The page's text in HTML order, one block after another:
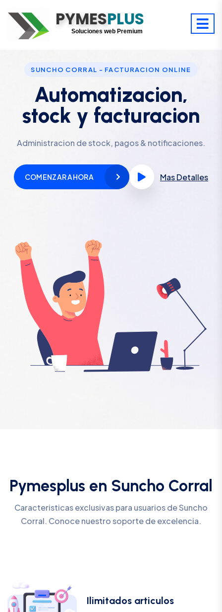
PYMESPLUS
Digitaliza tu éxito
Soluciones web Premium
SUNCHO CORRAL - FACTURACION ONLINE
Automatizacion,
stock y facturacion
Administracion de stock, pagos & notificaciones.
COMENZAR AHORA Mas Detalles
Pymesplus en Suncho Corral
Caracteristicas exclusivas para usuarios de Suncho
Corral. Conoce nuestro soporte de excelencia.
Ilimitados articulos